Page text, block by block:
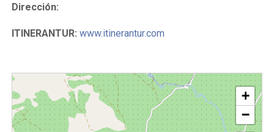
Dirección:
ITINERANTUR: www.itinerantur.com
+
−